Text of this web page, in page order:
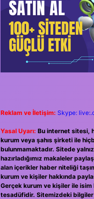
Reklam ve İletişim: Skype:
Yasal Uyarı: Bu internet sitesi,
kurum veya şahıs şirketi ile
bulunmamaktadır. Sitede
hazırladığımız makaleler
alan içerikler haber niteliği
kurum ve kişiler hakkında
Gerçek kurum ve kişiler ile
tesadüfidir. Sitemizdeki